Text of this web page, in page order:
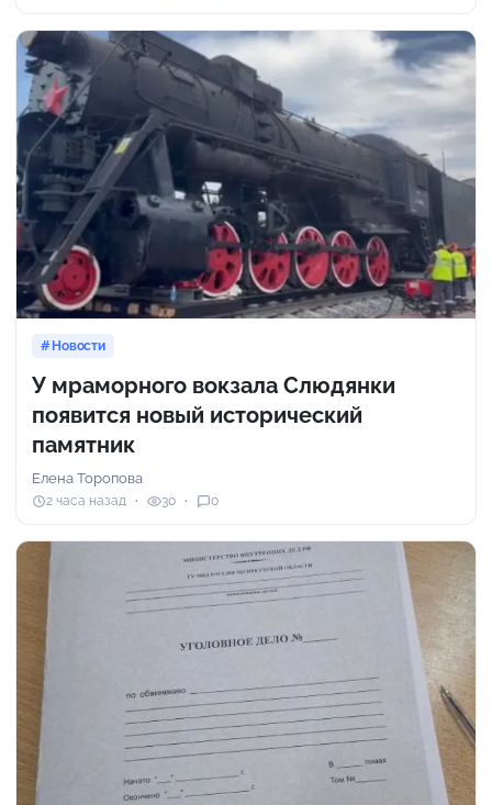
Новости
У мраморного вокзала Слюдянки
появится новый исторический
памятник
Елена Торопова
2 часа назад 30 0